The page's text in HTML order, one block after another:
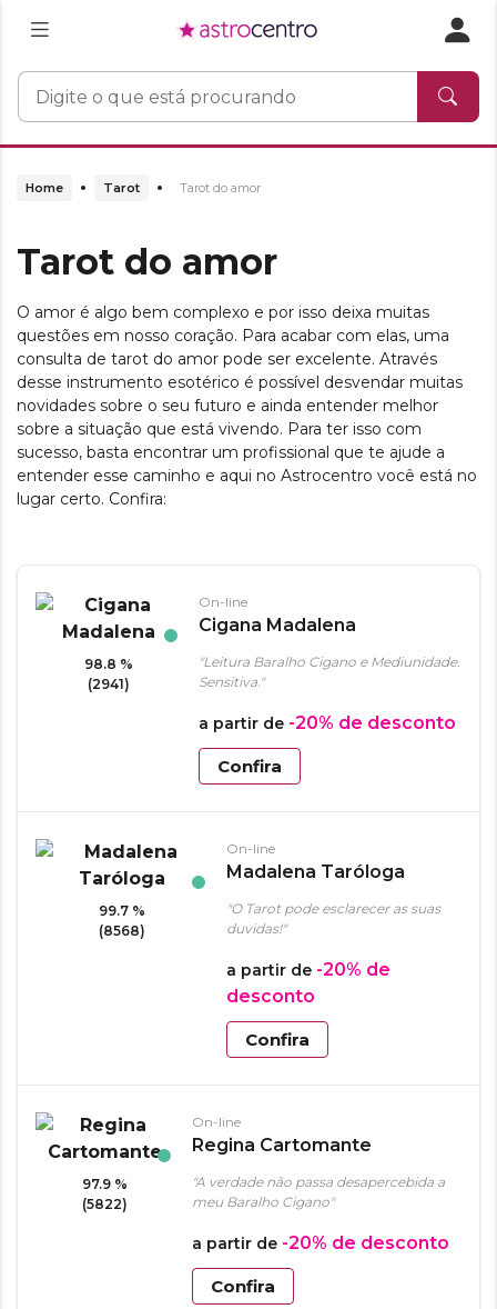
Home Tarot Tarot do amor
Tarot do amor
O amor é algo bem complexo e por isso deixa muitas
questões em nosso coração. Para acabar com elas, uma
consulta de tarot do amor pode ser excelente. Através
desse instrumento esotérico é possível desvendar muitas
novidades sobre o seu futuro e ainda entender melhor
sobre a situação que está vivendo. Para ter isso com
sucesso, basta encontrar um profissional que te ajude a
entender esse caminho e aqui no Astrocentro você está no
lugar certo. Confira:
98.8 %
(2941)
On-line
Cigana Madalena
"Leitura Baralho Cigano e Mediunidade.
Sensitiva."
a partir de -20% de desconto
Confira
99.7 %
(8568)
On-line
Madalena Taróloga
"O Tarot pode esclarecer as suas
duvidas!"
a partir de -20% de
desconto
Confira
97.9 %
(5822)
On-line
Regina Cartomante
"A verdade não passa desapercebida a
meu Baralho Cigano"
a partir de -20% de desconto
Confira